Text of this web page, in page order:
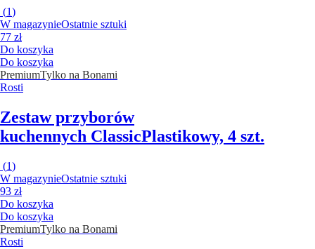
(1)
W magazynieOstatnie sztuki
77 zł
Do koszyka
Do koszyka
PremiumTylko na Bonami
Rosti
Zestaw przyborów
kuchennych ClassicPlastikowy, 4 szt.
(1)
W magazynieOstatnie sztuki
93 zł
Do koszyka
Do koszyka
PremiumTylko na Bonami
Rosti